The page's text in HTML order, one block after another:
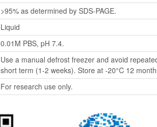
>95% as determined by SDS-PAGE.
Liquid
0.01M PBS, pH 7.4.
Use a manual defrost freezer and avoid
short term (1-2 weeks). Store at -20°C 12
For research use only.